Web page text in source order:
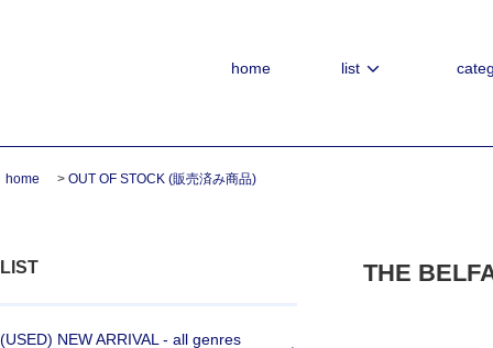
home list
home > OUT OF STOCK (販売済み商品)
LIST
(USED) NEW ARRIVAL - all genres
THE